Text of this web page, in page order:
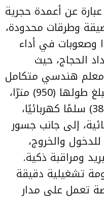
عن أعمدة حجرية
وطرقات محدودة،
وصعوبات في أداء
الحجاج، حيث
معلم هندسي متكامل
يتكون من خمسة طوابق، يبلغ طولها (950) مترًا،
وعرضها (80) مترًا، وتضم (386) سلمًا كهربائيًا،
إلى جانب جسور
والخروج،
ومراقبة ذكية.
تشغيلية دقيقة
تعمل على مدار